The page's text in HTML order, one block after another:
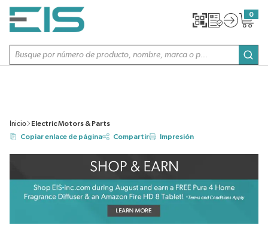
SALTAR AL CONTENIDO PRINCIPAL
Búsqueda de sitio
0
{0}
Inicio
Electric Motors & Parts
Copiar enlace de página
Compartir Impresión